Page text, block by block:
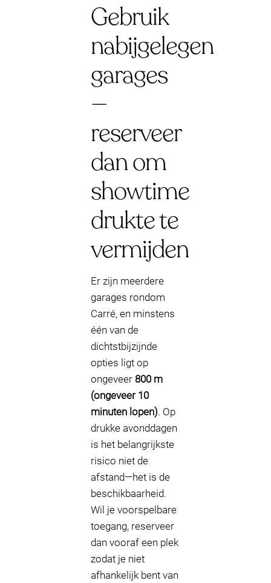
Gebruik
nabijgelegen
garages
—
reserveer
dan om
showtime
drukte te
vermijden
Er zijn meerdere
garages rondom
Carré, en minstens
één van de
dichtstbijzijnde
opties ligt op
ongeveer 800 m
(ongeveer 10
minuten lopen). Op
drukke avonddagen
is het belangrijkste
risico niet de
afstand—het is de
beschikbaarheid.
Wil je voorspelbare
toegang, reserveer
dan vooraf een plek
zodat je niet
afhankelijk bent van